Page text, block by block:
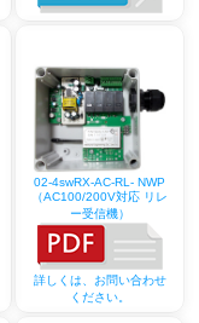
02-4swRX-AC-RL- NWP
（AC100/200V対応 リレ
ー受信機）
詳しくは、お問い合わせ
ください。